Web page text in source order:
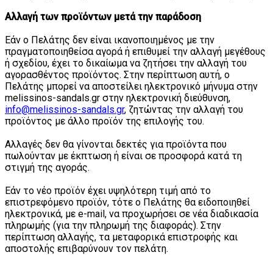
Αλλαγή των προϊόντων μετά την παράδοση
Εάν ο Πελάτης δεν είναι ικανοποιημένος με την
πραγματοποιηθείσα αγορά ή επιθυμεί την αλλαγή μεγέθους
ή σχεδίου, έχει το δικαίωμα να ζητήσει την αλλαγή του
αγορασθέντος προϊόντος. Στην περίπτωση αυτή, ο
Πελάτης μπορεί να αποστείλει ηλεκτρονικό μήνυμα στην
melissinos-sandals.gr στην ηλεκτρονική διεύθυνση,
info@melissinos-sandals.gr, ζητώντας την αλλαγή του
προϊόντος με άλλο προϊόν της επιλογής του.
Αλλαγές δεν θα γίνονται δεκτές για προϊόντα που
πωλούνταν με έκπτωση ή είναι σε προσφορά κατά τη
στιγμή της αγοράς.
Εάν το νέο προϊόν έχει υψηλότερη τιμή από το
επιστρεφόμενο προϊόν, τότε ο Πελάτης θα ειδοποιηθεί
ηλεκτρονικά, με e-mail, να προχωρήσει σε νέα διαδικασία
πληρωμής (για την πληρωμή της διαφοράς). Στην
περίπτωση αλλαγής, τα μεταφορικά επιστροφής και
αποστολής επιβαρύνουν τον πελάτη.